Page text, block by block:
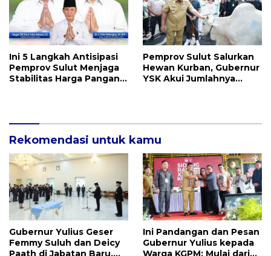
Ini 5 Langkah Antisipasi
Pemprov Sulut Menjaga
Stabilitas Harga Pangan
Pemprov Sulut Salurkan
Hewan Kurban, Gubernur
YSK Akui Jumlahnya
Rekomendasi untuk kamu
Gubernur Yulius Geser
Femmy Suluh dan Deicy
Paath di Jabatan Baru,
Ini Pandangan dan Pesan
Gubernur Yulius kepada
Warga KGPM: Mulai dari